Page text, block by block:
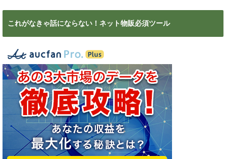
これがなきゃ話にならない！ネット物販必須ツール